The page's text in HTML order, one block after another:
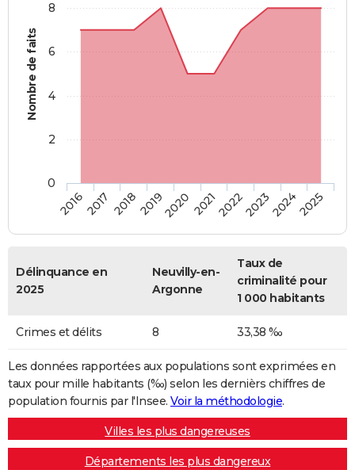
Nombre de faits
20162017 20182019202020212022202320242025
0
2
4
6
8
Délinquance en
2025
Neuvilly-en-
Argonne
Taux de
criminalité pour
1 000 habitants
Crimes et délits 8 33,38 ‰
Les données rapportées aux populations sont exprimées en
taux pour mille habitants (‰) selon les dernièrs chiffres de
population fournis par l'Insee. Voir la méthodologie.
Villes les plus dangereuses
Départements les plus dangereux